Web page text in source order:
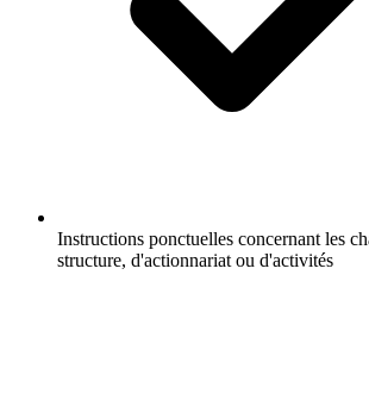
Instructions ponctuelles concernant les
structure, d'actionnariat ou d'activités